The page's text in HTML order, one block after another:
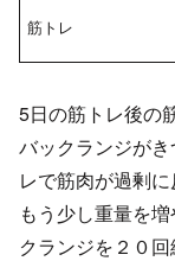
筋トレ
5日の筋トレ後の
バックランジが
レで筋肉が過剰に
もう少し重量を
クランジを２０